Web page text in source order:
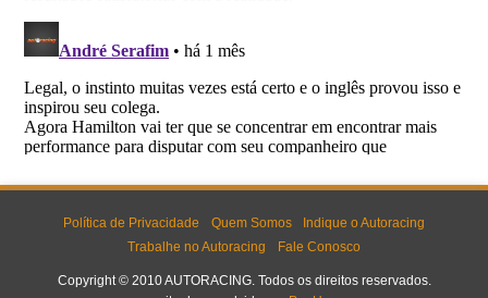
Política de Privacidade Quem Somos
Indique o Autoracing
Trabalhe no Autoracing
Fale Conosco
Copyright © 2010 AUTORACING. Todos os direitos reservados.